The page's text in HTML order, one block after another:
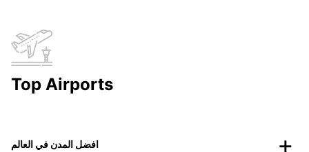
Top Airports
افضل المدن في العالم